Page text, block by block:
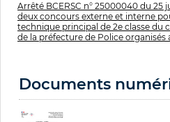
Arrêté BCERSC n° 25000040 du
deux concours externe et interne
technique principal de 2e classe du
de la préfecture de Police organisés
Documents